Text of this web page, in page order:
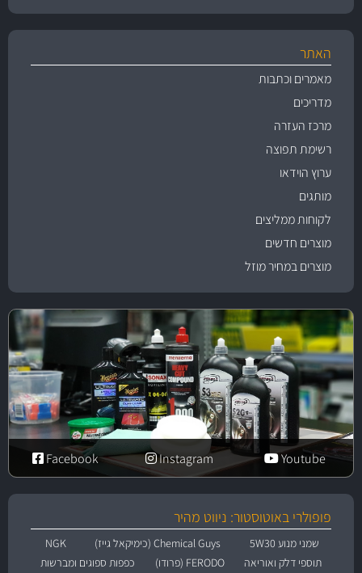
האתר
מאמרים וכתבות
מדריכים
מרכז העזרה
רשימת תפוצה
ערוץ הוידאו
מותגים
לקוחות ממליצים
מוצרים חדשים
מוצרים במחיר מוזל
Youtube
Instagram
Facebook
פופולרי באוטוסטור: ניווט מהיר
שמני מנוע 5W30 Chemical Guys (כימיקאל גייז)
NGK
תוספי דלק ואוריאה
FERODO (פרודו)
כפפות ספוגים ומברשות